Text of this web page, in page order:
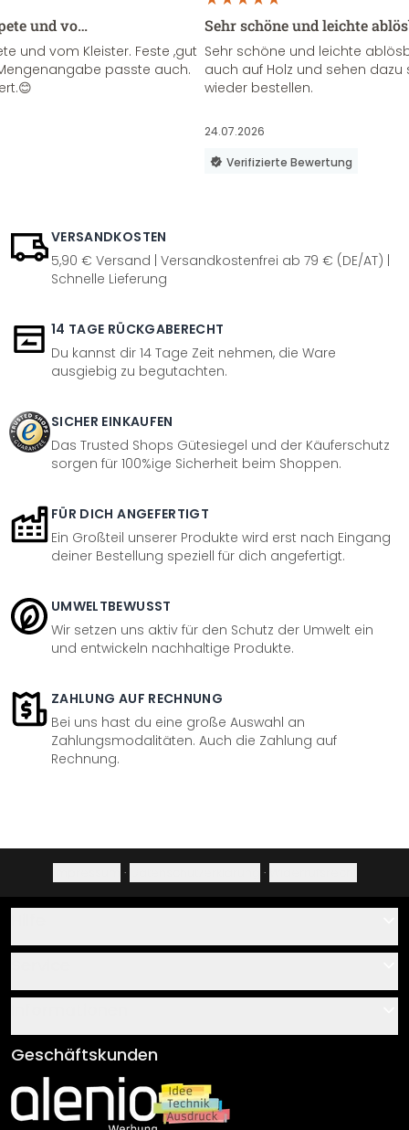
und vo…
und vom Kleister. Feste ,gut
passte auch.
Sehr schöne und leichte
Sehr schöne und leichte
auch auf Holz und sehen
wieder bestellen.
24.07.2026
Verifizierte Bewertung
VERSANDKOSTEN
5,90 € Versand | Versandkostenfrei ab 79 € (DE/AT) |
Schnelle Lieferung
14 TAGE RÜCKGABERECHT
Du kannst dir 14 Tage Zeit nehmen, die Ware
ausgiebig zu begutachten.
SICHER EINKAUFEN
Das Trusted Shops Gütesiegel und der Käuferschutz
sorgen für 100%ige Sicherheit beim Shoppen.
FÜR DICH ANGEFERTIGT
Ein Großteil unserer Produkte wird erst nach Eingang
deiner Bestellung speziell für dich angefertigt.
UMWELTBEWUSST
Wir setzen uns aktiv für den Schutz der Umwelt ein
und entwickeln nachhaltige Produkte.
ZAHLUNG AUF RECHNUNG
Bei uns hast du eine große Auswahl an
Zahlungsmodalitäten. Auch die Zahlung auf
Rechnung.
· ·
Über uns
Klebe- und Montageanleitungen
Newsletter An-/Abmeldung
AGB
Impressum
Versand & Zahlung
Geschäftskunden